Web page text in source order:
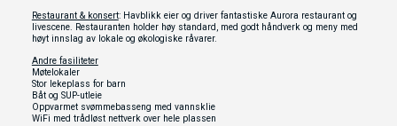
Restaurant & konsert: Havblikk eier og driver fantastiske Aurora restaurant og
livescene. Restauranten holder høy standard, med godt håndverk og meny med
høyt innslag av lokale og økologiske råvarer.
Andre fasiliteter
Møtelokaler
Stor lekeplass for barn
Båt og SUP-utleie
Oppvarmet svømmebasseng med vannsklie
WiFi med trådløst nettverk over hele plassen